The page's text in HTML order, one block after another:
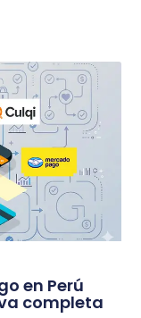
en Perú
completa